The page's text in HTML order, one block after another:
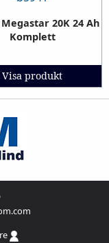
20K 24 Ah
Komplett
Visa produkt